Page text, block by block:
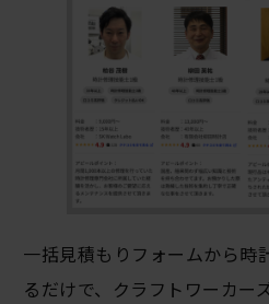
一括見積もりフォームから時
るだけで、クラフトワーカー